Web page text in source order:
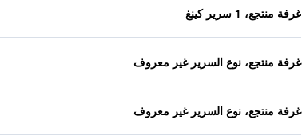
غرفة منتجع، 1 سرير كينغ
غرفة منتجع، نوع السرير غير معروف
غرفة منتجع، نوع السرير غير معروف